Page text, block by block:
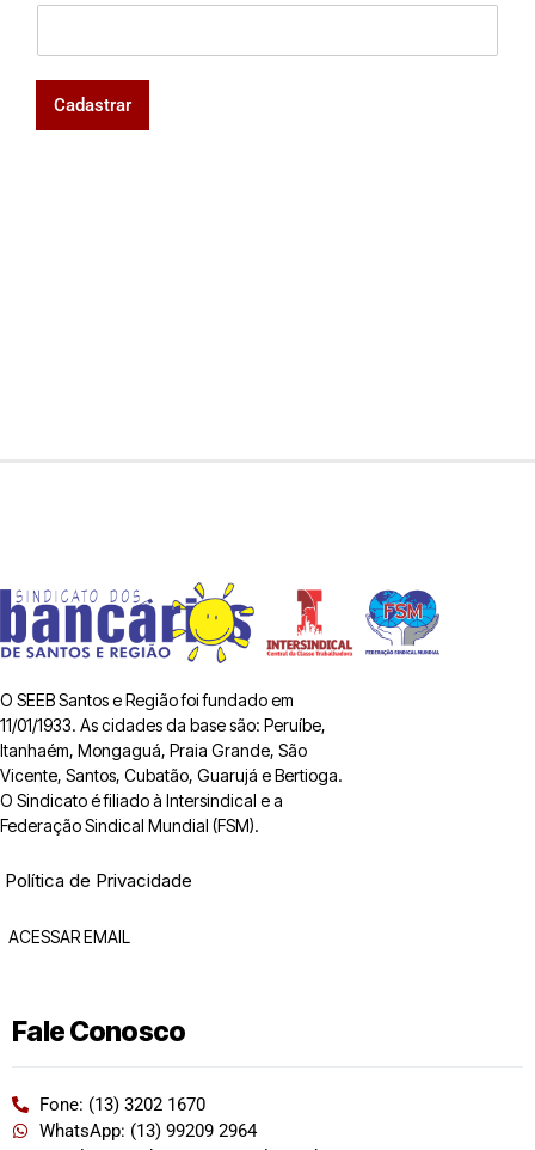
Cadastrar
O SEEB Santos e Região foi fundado em
11/01/1933. As cidades da base são: Peruíbe,
Itanhaém, Mongaguá, Praia Grande, São
Vicente, Santos, Cubatão, Guarujá e Bertioga.
O Sindicato é filiado à Intersindical e a
Federação Sindical Mundial (FSM).
Política de Privacidade
ACESSAR EMAIL
Fale Conosco
Fone: (13) 3202 1670
WhatsApp: (13) 99209 2964